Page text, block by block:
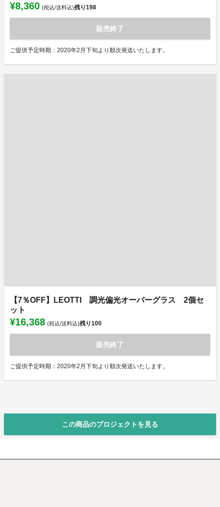
¥8,360 (税込/送料込)残り198
販売終了
ご提供予定時期：2020年2月下旬より順次発送いたします。
【7％OFF】LEOTTI 調光偏光オーバーグラス 2個セ
ット
¥16,368 (税込/送料込)残り100
販売終了
ご提供予定時期：2020年2月下旬より順次発送いたします。
この商品のプロジェクトを見る